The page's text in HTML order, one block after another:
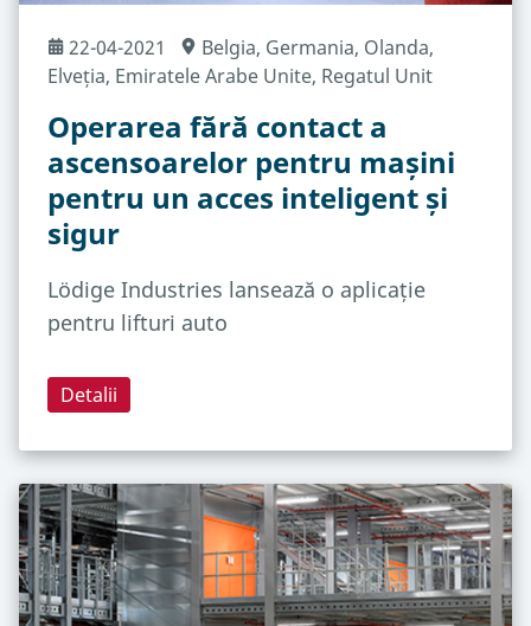
22-04-2021 Belgia, Germania, Olanda,
Elveția, Emiratele Arabe Unite, Regatul Unit
Operarea fără contact a
ascensoarelor pentru mașini
pentru un acces inteligent și
sigur
Lödige Industries lansează o aplicație
pentru lifturi auto
Detalii